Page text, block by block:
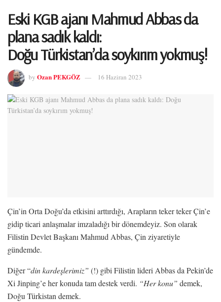
Eski KGB ajanı Mahmud Abbas da
plana sadık kaldı:
Doğu Türkistan’da soykırım yokmuş!
by Ozan PEKGÖZ 16 Haziran 2023
Çin’in Orta Doğu’da etkisini arttırdığı, Arapların teker teker Çin’e
gidip ticari anlaşmalar imzaladığı bir dönemdeyiz. Son olarak
Filistin Devlet Başkanı Mahmud Abbas, Çin ziyaretiyle
gündemde.
Diğer “din kardeşlerimiz” (!) gibi Filistin lideri Abbas da Pekin’de
Xi Jinping’e her konuda tam destek verdi. “Her konu” demek,
Doğu Türkistan demek.